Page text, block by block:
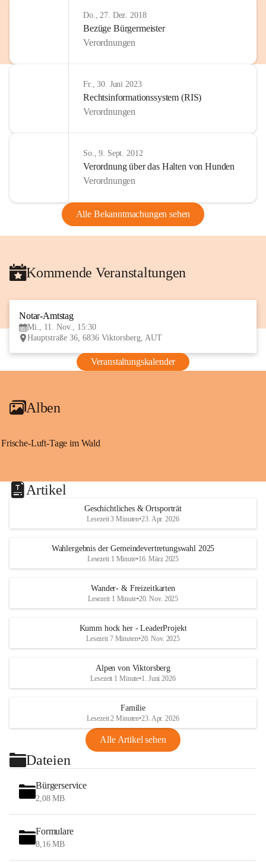
Do., 27. Dez. 2018
Bezüge Bürgermeister
Verordnungen
Fr., 30. Juni 2023
Rechtsinformationssystem (RIS)
Verordnungen
So., 9. Sept. 2012
Verordnung über das Halten von Hunden
Verordnungen
Alle Bekanntmachungen sehen
Kommende Veranstaltungen
Notar-Amtstag
Mi., 11. Nov., 15:30
Hauptstraße 36, 6836 Viktorsberg, AUT
Veranstaltungskalender
Alben
Frische-Luft-Tage im Wald
Artikel
Geschichtliches & Ortsporträt
Lesezeit 3 Minuten•23. Apr. 2026
Wahlergebnis der Gemeindevertretungswahl 2025
Lesezeit 1 Minute•16. März 2025
Wander- & Freizeitkarten
Lesezeit 1 Minute•20. Nov. 2025
Kumm hock her - LeaderProjekt
Lesezeit 7 Minuten•20. Nov. 2025
Alpen von Viktorsberg
Lesezeit 1 Minute•1. Juni 2026
Familie
Lesezeit 2 Minuten•23. Apr. 2026
Alle Artikel sehen
Dateien
Bürgerservice
2,08 MB
Formulare
8,16 MB